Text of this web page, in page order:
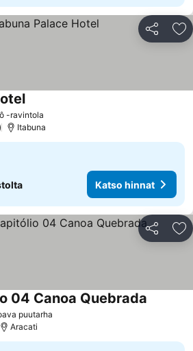
Jaa
-ravintola
Itabuna
Katso hinnat
Jaa
puutarha
04 Canoa Quebrada
Aracati